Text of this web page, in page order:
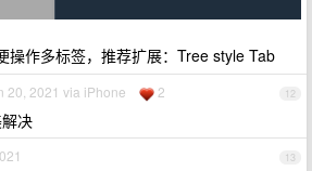
操作多标签，推荐扩展：Tree style Tab
12
20, 2021 via iPhone 2
决
13